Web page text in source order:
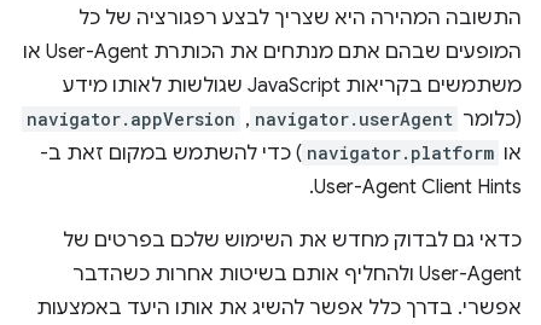
התשובה המהירה היא שצריך לבצע רפגורציה של כל
המופעים שבהם אתם מנתחים את הכותרת User-Agent או
משתמשים בקריאות JavaScript שגולשות לאותו מידע
(כלומר navigator.userAgent
,‏
navigator.appVersion
או navigator.platform ) כדי להשתמש במקום זאת ב-
User-Agent Client Hints.
כדאי גם לבדוק מחדש את השימוש שלכם בפרטים של
User-Agent ולהחליף אותם בשיטות אחרות כשהדבר
אפשרי. בדרך כלל אפשר להשיג את אותו היעד באמצעות